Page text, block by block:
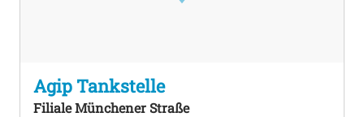
Agip Tankstelle
Filiale Münchener Straße